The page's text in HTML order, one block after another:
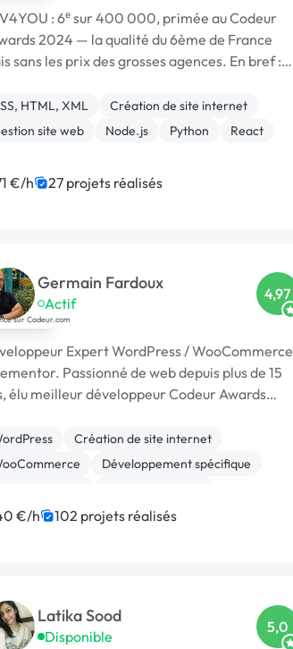
: 6ᵉ sur 400 000, primée au Codeur
2024 — la qualité du 6ème de France
sans les prix des grosses agences. En bref :
plateforme.
HTML, XML
Création de site internet
site web
Node.js Python React
€/h 27 projets réalisés
Germain Fardoux
Actif
4,97
Expert WordPress / WooCommerce
Passionné de web depuis plus de 15
élu meilleur développeur Codeur Awards
Création de site internet
Développement spécifique
HTML, XML
Maintenance
€/h 102 projets réalisés
Latika Sood
Disponible
5,0